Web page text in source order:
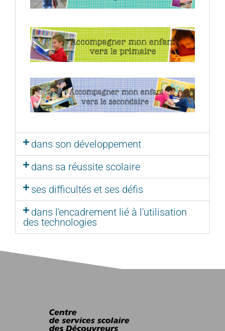
dans son développement
dans sa réussite scolaire
ses difficultés et ses défis
dans l'encadrement lié à l'utilisation
des technologies